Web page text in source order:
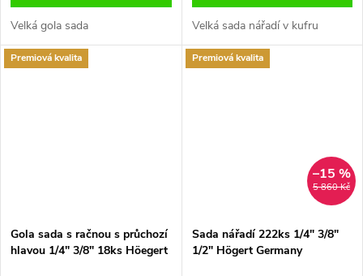
Velká gola sada Velká sada nářadí v kufru
Premiová kvalita
Gola sada s račnou s průchozí
hlavou 1/4" 3/8" 18ks Höegert
Premiová kvalita
5 860 Kč
–15 %
Sada nářadí 222ks 1/4" 3/8"
1/2" Högert Germany